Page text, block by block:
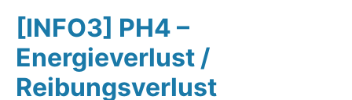
[INFO3] PH4 –
Energieverlust /
Reibungsverlust